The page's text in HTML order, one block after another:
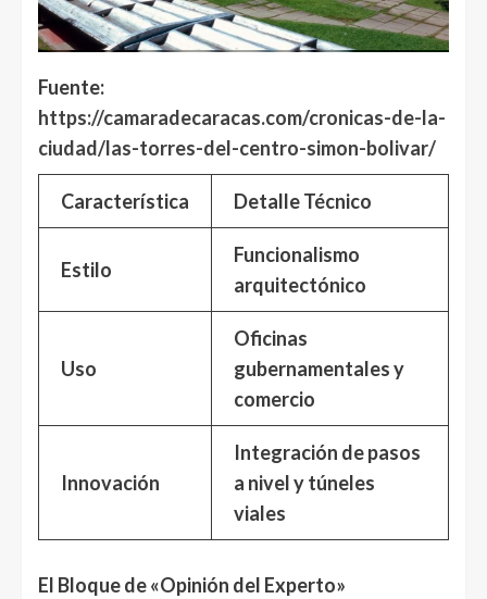
Fuente:
https://camaradecaracas.com/cronicas-de-la-
ciudad/las-torres-del-centro-simon-bolivar/
Característica Detalle Técnico
Estilo
Funcionalismo
arquitectónico
Uso
Oficinas
gubernamentales y
comercio
Innovación
Integración de pasos
a nivel y túneles
viales
El Bloque de «Opinión del Experto»